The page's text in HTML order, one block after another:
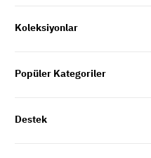
Koleksiyonlar
Popüler Kategoriler
Destek